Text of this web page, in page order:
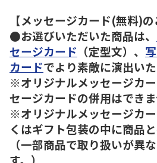
【メッセージカード(無料)の
●お選びいただいた商品は、
セージカード （定型文）、
カードでより素敵に演出いた
※オリジナルメッセージカ
セージカードの併用はできま
※オリジナルメッセージカ
くはギフト包装の中に商品
（一部商品で取り扱いが異
す。）